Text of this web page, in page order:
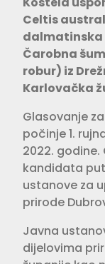
Celtis
dalmatinska
Čarobna
robur) iz
Karlovačka
Glasovanje
počinje 1.
2022.
kandidata
ustanove za
prirode
Javna
dijelovima